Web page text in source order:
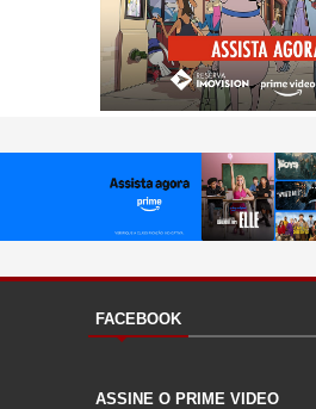
FACEBOOK
ASSINE O PRIME VIDEO